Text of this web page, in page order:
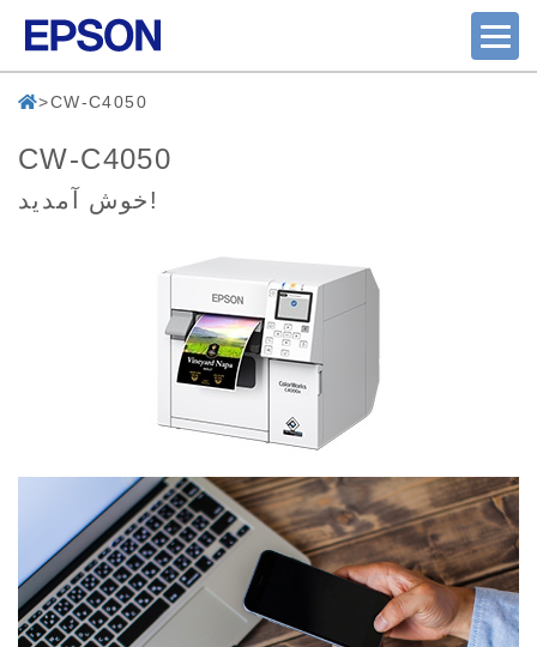
CW-C4050
CW-C4050
خوش آمدید!